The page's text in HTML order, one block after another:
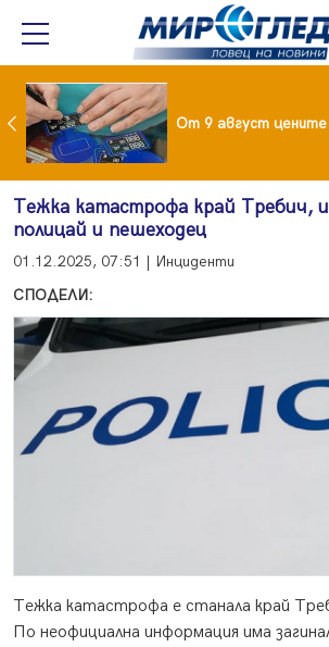
Проект за изграждане на 13-етажна "мегаджамия" разгневи жителите на Лондон
Тежка катастрофа край Требич,
полицай и пешеходец
01.12.2025, 07:51 | Инциденти
СПОДЕЛИ:
Тежка катастрофа е станала край
По неофициална информация има